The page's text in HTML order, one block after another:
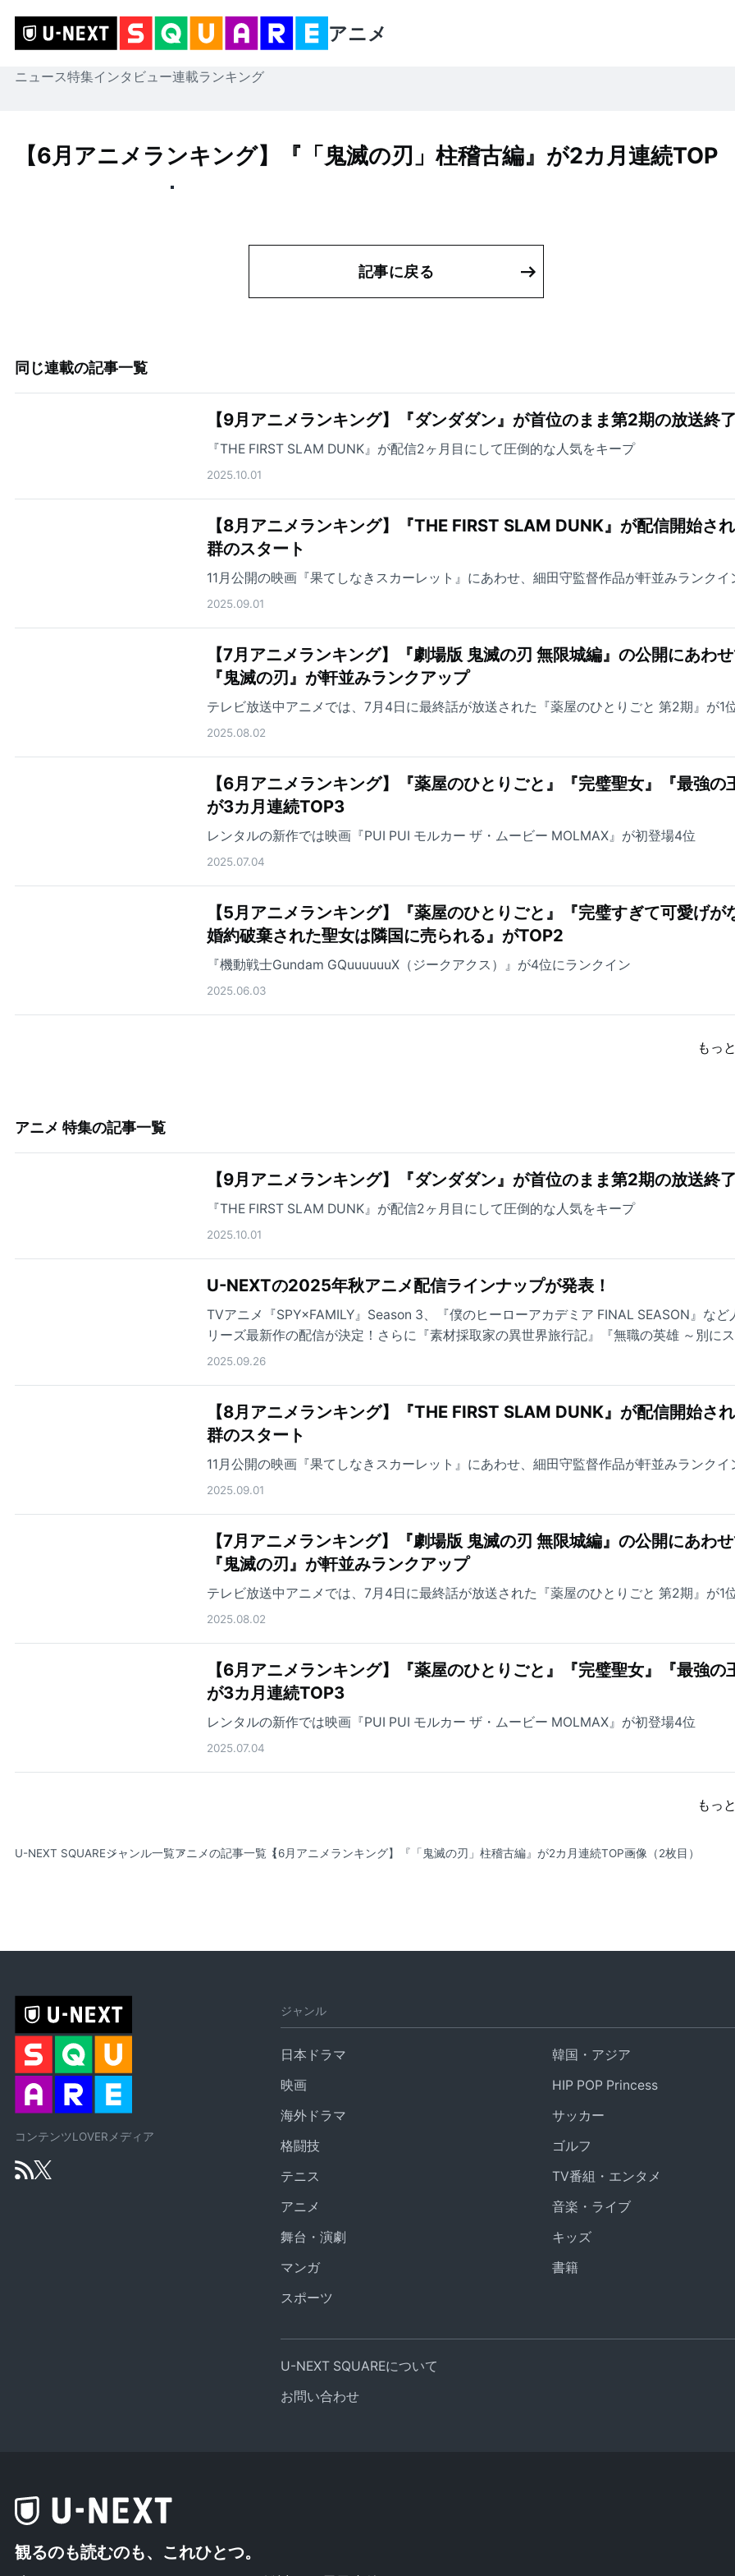
アニメ
ニュース特集インタビュー連載ランキング
【6月アニメランキング】『「鬼滅の刃」柱稽古編』が2カ月連続TOP
記事に戻る
同じ連載の記事一覧
【9月アニメランキング】『ダンダダン』が首位のまま第2期の放送終了
『THE FIRST SLAM DUNK』が配信2ヶ月目にして圧倒的な人気をキープ
2025.10.01
【8月アニメランキング】『THE FIRST SLAM DUNK』が配信開始さ
群のスタート
11月公開の映画『果てしなきスカーレット』にあわせ、細田守監督作品が軒並みランクイ
2025.09.01
【7月アニメランキング】『劇場版 鬼滅の刃 無限城編』の公開にあわ
『鬼滅の刃』が軒並みランクアップ
テレビ放送中アニメでは、7月4日に最終話が放送された『薬屋のひとりごと 第2期』が1
2025.08.02
【6月アニメランキング】『薬屋のひとりごと』『完璧聖女』『最強の
が3カ月連続TOP3
レンタルの新作では映画『PUI PUI モルカー ザ・ムービー MOLMAX』が初登場4位
2025.07.04
【5月アニメランキング】『薬屋のひとりごと』『完璧すぎて可愛げが
婚約破棄された聖女は隣国に売られる』がTOP2
『機動戦士Gundam GQuuuuuuX（ジークアクス）』が4位にランクイン
2025.06.03
もっ
アニメ 特集の記事一覧
【9月アニメランキング】『ダンダダン』が首位のまま第2期の放送終了
『THE FIRST SLAM DUNK』が配信2ヶ月目にして圧倒的な人気をキープ
2025.10.01
U-NEXTの2025年秋アニメ配信ラインナップが発表！
TVアニメ『SPY×FAMILY』Season 3、『僕のヒーローアカデミア FINAL SEASON』など
リーズ最新作の配信が決定！さらに『素材採取家の異世界旅行記』『無職の英雄 ～別に
んか要らなかったんだが～』『野生のラスボスが現れた！』など、先行配信タイトルも大
2025.09.26
【8月アニメランキング】『THE FIRST SLAM DUNK』が配信開始さ
群のスタート
11月公開の映画『果てしなきスカーレット』にあわせ、細田守監督作品が軒並みランクイ
2025.09.01
【7月アニメランキング】『劇場版 鬼滅の刃 無限城編』の公開にあわ
『鬼滅の刃』が軒並みランクアップ
テレビ放送中アニメでは、7月4日に最終話が放送された『薬屋のひとりごと 第2期』が1
2025.08.02
【6月アニメランキング】『薬屋のひとりごと』『完璧聖女』『最強の
が3カ月連続TOP3
レンタルの新作では映画『PUI PUI モルカー ザ・ムービー MOLMAX』が初登場4位
2025.07.04
もっ
U-NEXT SQUAREジャンル一覧アニメの記事一覧 【6月アニメランキング】『「鬼滅の刃」柱稽古編』が2カ月連続TOP画像（2枚目）
コンテンツLOVERメディア
ジャンル
日本ドラマ
韓国・アジア
映画
HIP POP Princess
海外ドラマ
サッカー
格闘技
ゴルフ
テニス
TV番組・エンタメ
アニメ
音楽・ライブ
舞台・演劇
キッズ
マンガ
書籍
スポーツ
U-NEXT SQUAREについて
お問い合わせ
観るのも読むのも、これひとつ。